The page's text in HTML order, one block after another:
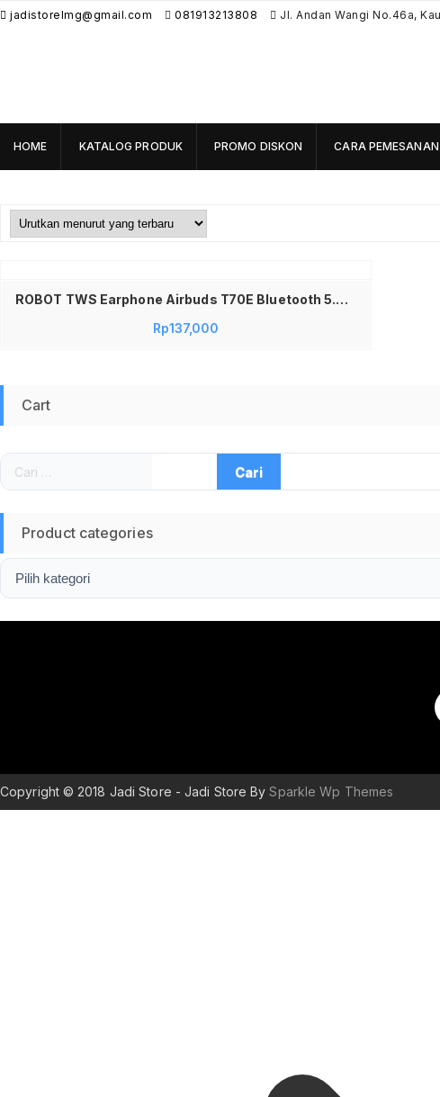
jadistorelmg@gmail.com 081913213808 Jl. Andan Wangi No.46a,
HOME KATALOG PRODUK PROMO DISKON CARA PEMESANAN
ROBOT TWS Earphone Airbuds T70E Bluetooth 5.4 Original Deep Bass Wireless Earbuds HD Call Low Latency Touch Control Garansi 1 Tahun Baterai Tahan Lama Nyaman untuk Gaming Musik Android iPhone dengan Charging Case
Rp137,000
Cart
Cari
untuk:
Product categories
Copyright © 2018 Jadi Store - Jadi Store BySparkle Wp Themes